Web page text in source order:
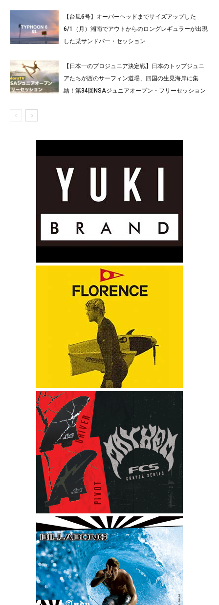
【台風6号】オーバーヘッドまでサイズアップした
6/1（月）湘南でアウトからのロングレギュラーが出現
した某サンドバー・セッション
【日本一のプロジュニア決定戦】日本のトップジュニ
アたちが西のサーフィン道場、四国の生見海岸に集
結！第34回NSAジュニアオープン・フリーセッション